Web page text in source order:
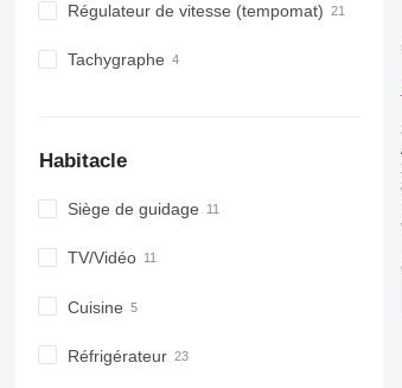
Régulateur de vitesse (tempomat)
Tachygraphe
Habitacle
Siège de guidage
TV/Vidéo
Cuisine
Réfrigérateur